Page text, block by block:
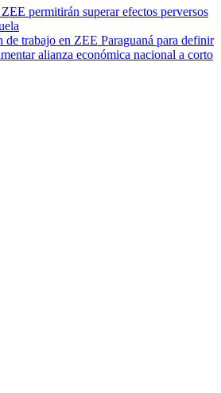
permitirán superar efectos perversos
trabajo en ZEE Paraguaná para definir
alianza económica nacional a corto